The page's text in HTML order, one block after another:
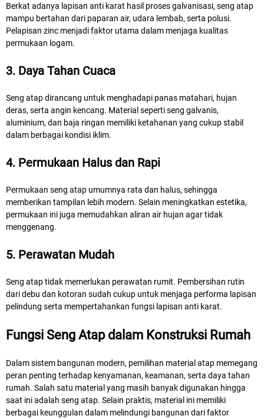
Berkat adanya lapisan anti karat hasil proses galvanisasi, seng atap
mampu bertahan dari paparan air, udara lembab, serta polusi.
Pelapisan zinc menjadi faktor utama dalam menjaga kualitas
permukaan logam.
3. Daya Tahan Cuaca
Seng atap dirancang untuk menghadapi panas matahari, hujan
deras, serta angin kencang. Material seperti seng galvanis,
aluminium, dan baja ringan memiliki ketahanan yang cukup stabil
dalam berbagai kondisi iklim.
4. Permukaan Halus dan Rapi
Permukaan seng atap umumnya rata dan halus, sehingga
memberikan tampilan lebih modern. Selain meningkatkan estetika,
permukaan ini juga memudahkan aliran air hujan agar tidak
menggenang.
5. Perawatan Mudah
Seng atap tidak memerlukan perawatan rumit. Pembersihan rutin
dari debu dan kotoran sudah cukup untuk menjaga performa lapisan
pelindung serta mempertahankan fungsi lapisan anti karat.
Fungsi Seng Atap dalam Konstruksi Rumah
Dalam sistem bangunan modern, pemilihan material atap memegang
peran penting terhadap kenyamanan, keamanan, serta daya tahan
rumah. Salah satu material yang masih banyak digunakan hingga
saat ini adalah seng atap. Selain praktis, material ini memiliki
berbagai keunggulan dalam melindungi bangunan dari faktor